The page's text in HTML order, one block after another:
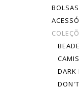
BOLSAS
DARK